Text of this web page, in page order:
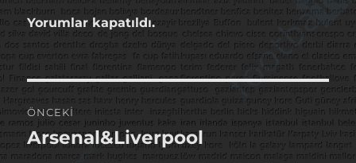
Yorumlar kapatıldı.
Yazı
gezinmesi
ÖNCEKI
Önceki
yazı:
Arsenal&Liverpool